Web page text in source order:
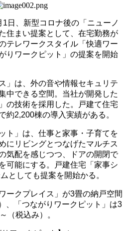
1 日、新型コロナ後の「ニューノ
住まい提案として、在宅勤務が
テレワークスタイル「快適ワー
りワークピット」の提案を開始
」は、外の音や情報セキュリテ
中できる空間。当社が開発した
の技術を採用した。戸建て住宅
約2,200棟の導入実績がある。
ト」は、仕事と家事・子育てを
にリビングとつなげたマルチス
気配を感じつつ、ドアの開閉で
可能にする。戸建住宅「家事シ
としても提案を開始かる。
ークプレイス」が3畳の納戸空間
、「つながりワークピット」は3
（税込み）。